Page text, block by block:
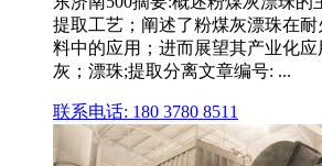
提取工艺；阐述了粉煤灰漂珠在
料中的应用；进而展望其产业化
灰；漂珠;提取分离文章编号: ...
联系电话: 180 3780 8511